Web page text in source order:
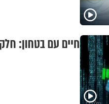
חיים עם בטחון: